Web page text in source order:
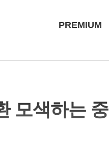
PREMIUM
모색하는